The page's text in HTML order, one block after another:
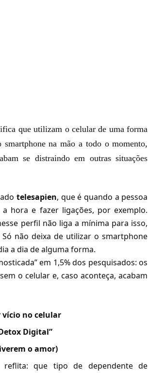
que utilizam o celular de uma forma
na mão a todo o momento,
se distraindo em outras situações
telesapien, que é quando a pessoa
hora e fazer ligações, por exemplo.
perfil não liga a mínima para isso,
não deixa de utilizar o smartphone
a dia de alguma forma.
em 1,5% dos pesquisados: os
o celular e, caso aconteça, acabam
vício no celular
Digital”
o amor)
reflita: que tipo de dependente de